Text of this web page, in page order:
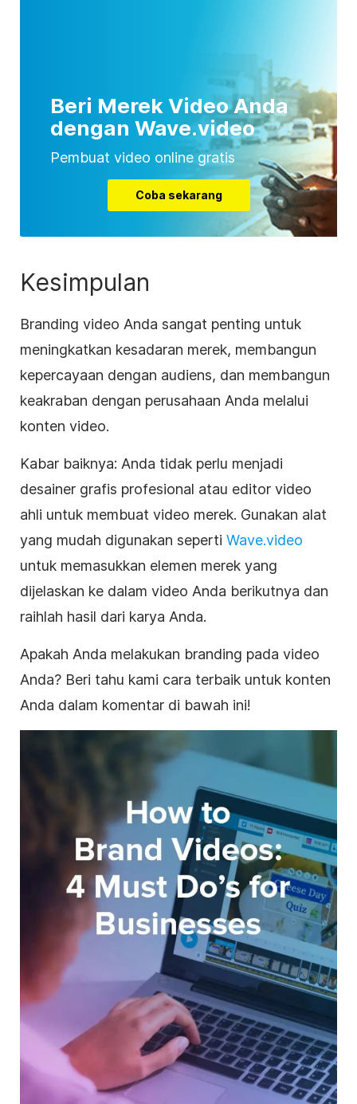
Beri Merek Video Anda
dengan Wave.video
Pembuat video online gratis
Coba sekarang
Kesimpulan
Branding video Anda sangat penting untuk
meningkatkan kesadaran merek, membangun
kepercayaan dengan audiens, dan membangun
keakraban dengan perusahaan Anda melalui
konten video.
Kabar baiknya: Anda tidak perlu menjadi
desainer grafis profesional atau editor video
ahli untuk membuat video merek. Gunakan alat
yang mudah digunakan seperti Wave.video
untuk memasukkan elemen merek yang
dijelaskan ke dalam video Anda berikutnya dan
raihlah hasil dari karya Anda.
Apakah Anda melakukan branding pada video
Anda? Beri tahu kami cara terbaik untuk konten
Anda dalam komentar di bawah ini!